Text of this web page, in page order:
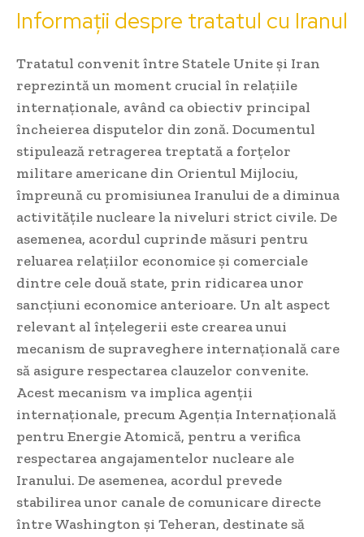
Informații despre tratatul cu Iranul
Tratatul convenit între Statele Unite și Iran
reprezintă un moment crucial în relațiile
internaționale, având ca obiectiv principal
încheierea disputelor din zonă. Documentul
stipulează retragerea treptată a forțelor
militare americane din Orientul Mijlociu,
împreună cu promisiunea Iranului de a diminua
activitățile nucleare la niveluri strict civile. De
asemenea, acordul cuprinde măsuri pentru
reluarea relațiilor economice și comerciale
dintre cele două state, prin ridicarea unor
sancțiuni economice anterioare. Un alt aspect
relevant al înțelegerii este crearea unui
mecanism de supraveghere internațională care
să asigure respectarea clauzelor convenite.
Acest mecanism va implica agenții
internaționale, precum Agenția Internațională
pentru Energie Atomică, pentru a verifica
respectarea angajamentelor nucleare ale
Iranului. De asemenea, acordul prevede
stabilirea unor canale de comunicare directe
între Washington și Teheran, destinate să